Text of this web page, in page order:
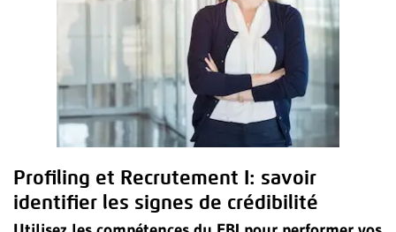
Profiling et Recrutement I: savoir
identifier les signes de crédibilité